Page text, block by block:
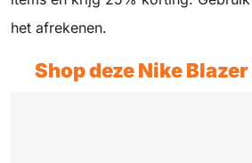
het afrekenen.
Shop deze Nike Blazer